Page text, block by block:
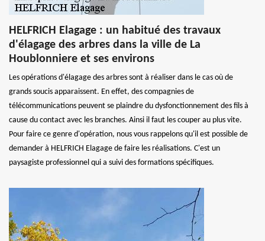
HELFRICH Elagage : un habitué des travaux
d'élagage des arbres dans la ville de La
Houblonniere et ses environs
Les opérations d'élagage des arbres sont à réaliser dans le cas où de
grands soucis apparaissent. En effet, des compagnies de
télécommunications peuvent se plaindre du dysfonctionnement des fils à
cause du contact avec les branches. Ainsi il faut les couper au plus vite.
Pour faire ce genre d'opération, nous vous rappelons qu'il est possible de
demander à HELFRICH Elagage de faire les réalisations. C'est un
paysagiste professionnel qui a suivi des formations spécifiques.